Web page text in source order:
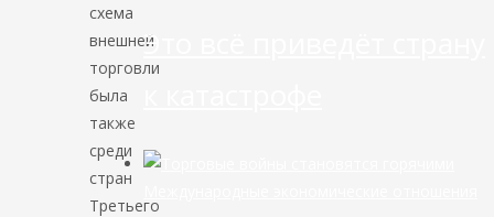
схема
внешней
торговли
была
также
среди
стран
Третьего
Это всё приведёт страну